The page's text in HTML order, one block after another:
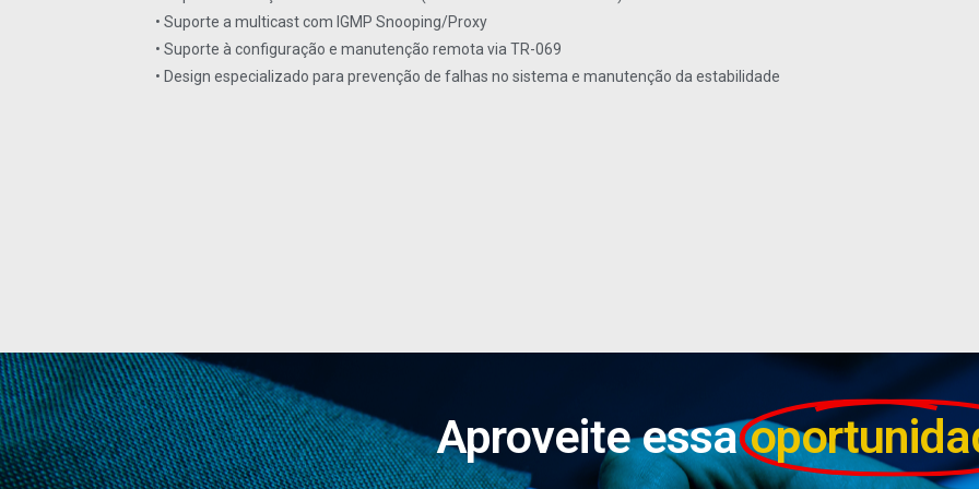
• Suporte a multicast com IGMP Snooping/Proxy
• Suporte à configuração e manutenção remota via TR-069
• Design especializado para prevenção de falhas no sistema e manutenção da estabilidade
Aproveite essa